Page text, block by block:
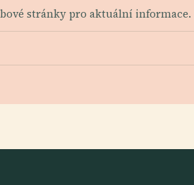
stránky pro aktuální informace.